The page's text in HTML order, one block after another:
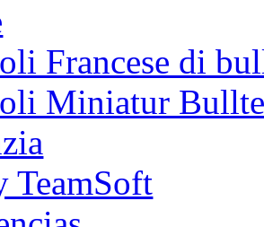
Francese di
Miniatur
TeamSoft